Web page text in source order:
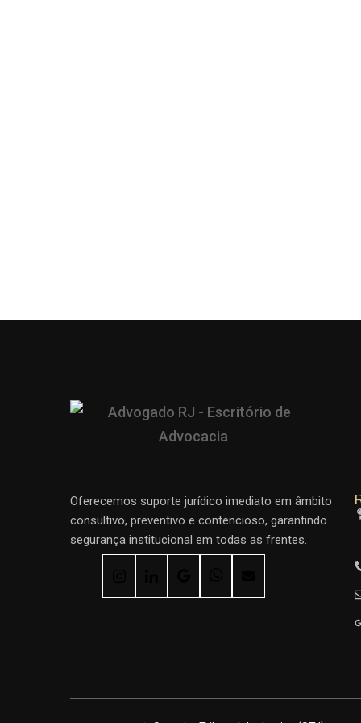
Oferecemos suporte jurídico imediato em âmbito
consultivo, preventivo e contencioso, garantindo
segurança institucional em todas as frentes.